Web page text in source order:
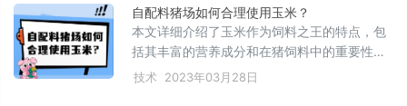
实践中注意版权问题。
自配料猪场如何合理使用玉米？
本文详细介绍了玉米作为饲料之王的特点，包
括其丰富的营养成分和在猪饲料中的重要性。
同时，文章涵盖了玉米的使用注意事项，如水
技术 2023年03月28日